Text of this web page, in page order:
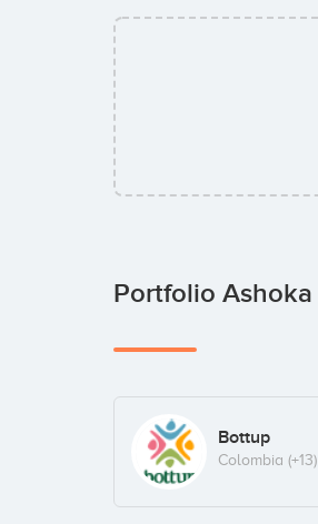
Portfolio Ashoka
Bottup
Colombia (+13)